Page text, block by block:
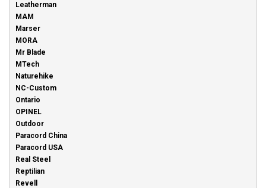
Leatherman
MAM
Marser
MORA
Mr Blade
MTech
Naturehike
NC-Custom
Ontario
OPINEL
Outdoor
Paracord China
Paracord USA
Real Steel
Reptilian
Revell